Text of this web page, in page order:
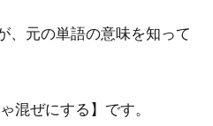
、元の単語の意味を知って
混ぜにする】です。